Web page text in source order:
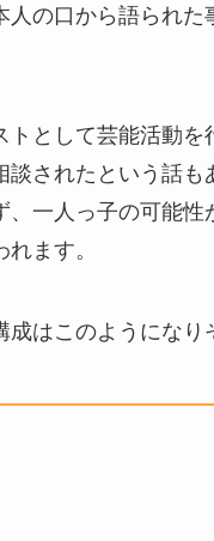
人の口から語られた
トとして芸能活動を
談されたという話も
、一人っ子の可能性
ます。
はこのようになり